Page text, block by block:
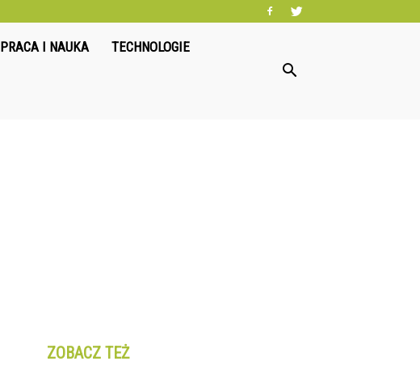
PRACA I NAUKA TECHNOLOGIE
ZOBACZ TEŻ